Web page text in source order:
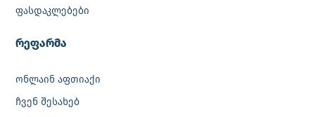
ფასდაკლებები
რეფარმა
ონლაინ აფთიაქი
ჩვენ შესახებ